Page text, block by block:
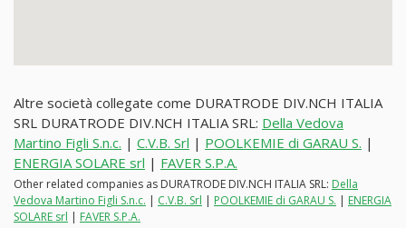
Altre società collegate come DURATRODE DIV.NCH ITALIA
SRL DURATRODE DIV.NCH ITALIA SRL: Della Vedova
Martino Figli S.n.c. | C.V.B. Srl | POOLKEMIE di GARAU S. |
ENERGIA SOLARE srl | FAVER S.P.A.
Other related companies as DURATRODE DIV.NCH ITALIA SRL: Della
Vedova Martino Figli S.n.c. | C.V.B. Srl | POOLKEMIE di GARAU S. | ENERGIA
SOLARE srl | FAVER S.P.A.